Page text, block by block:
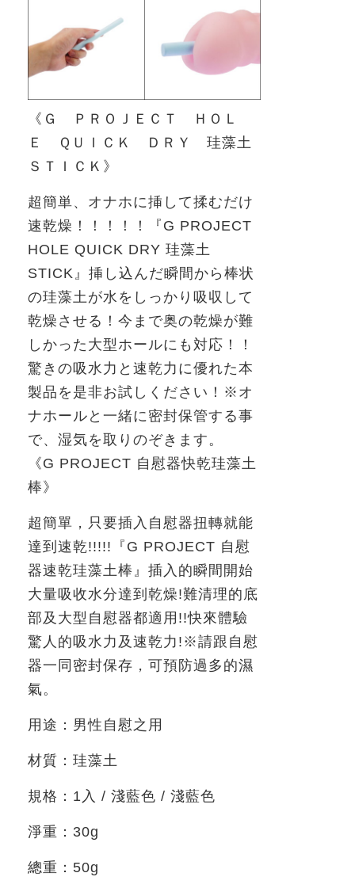
《Ｇ ＰＲＯＪＥＣＴ ＨＯＬ
Ｅ ＱＵＩＣＫ ＤＲＹ 珪藻土
ＳＴＩＣＫ》
超簡単、オナホに挿して揉むだけ
速乾燥！！！！！『 G PROJECT
HOLE QUICK DRY 珪藻土
STICK』挿し込んだ瞬間から棒状
の珪藻土が水をしっかり吸収して
乾燥させる！今まで奥の乾燥が難
しかった大型ホールにも対応！！
驚きの吸水力と速乾力に優れた本
製品を是非お試しください！※オ
ナホールと一緒に密封保管する事
で、湿気を取りのぞきます。
《G PROJECT 自慰器快乾珪藻土
棒》
超簡單，只要插入自慰器扭轉就能
達到速乾!!!!! 『 G PROJECT 自慰
器速乾珪藻土棒』插入的瞬間開始
大量吸收水分達到乾燥!難清理的底
部及大型自慰器都適用 !!快來體驗
驚人的吸水力及速乾力 ! ※請跟自慰
器一同密封保存，可預防過多的濕
氣。
用途：男性自慰之用
材質：珪藻土
規格： 1入 / 淺藍色 / 淺藍色
淨重： 30g
總重： 50g